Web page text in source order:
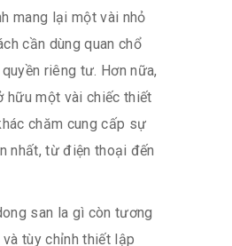
mang lại một vài nhỏ
cần dùng quan chổ
riêng tư. Hơn nữa,
hữu một vài chiếc thiết
chăm cung cấp sự
nhất, từ điện thoại đến
san la gì còn tương
tùy chỉnh thiết lập